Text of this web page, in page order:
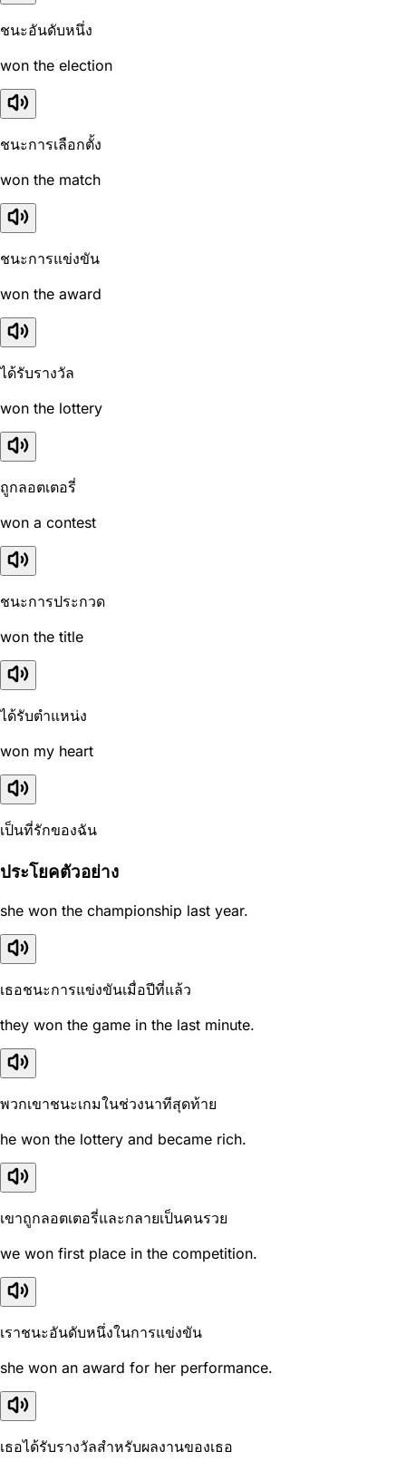
ชนะอันดับหนึ่ง
won the election
ชนะการเลือกตั้ง
won the match
ชนะการแข่งขัน
won the award
ได้รับรางวัล
won the lottery
ถูกลอตเตอรี่
won a contest
ชนะการประกวด
won the title
ได้รับตำแหน่ง
won my heart
เป็นที่รักของฉัน
ประโยคตัวอย่าง
she won the championship last year.
เธอชนะการแข่งขันเมื่อปีที่แล้ว
they won the game in the last minute.
พวกเขาชนะเกมในช่วงนาทีสุดท้าย
he won the lottery and became rich.
เขาถูกลอตเตอรี่และกลายเป็นคนรวย
we won first place in the competition.
เราชนะอันดับหนึ่งในการแข่งขัน
she won an award for her performance.
เธอได้รับรางวัลสำหรับผลงานของเธอ